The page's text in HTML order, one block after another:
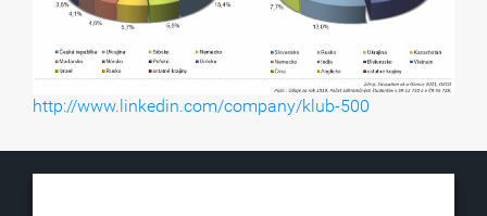
http://www.linkedin.com/company/klub-500